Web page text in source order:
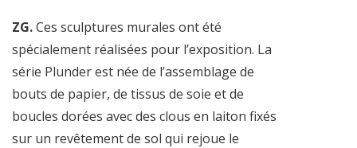
ZG.Ces sculptures murales ont été
spécialement réalisées pour l’exposition. La
série Plunder est née de l’assemblage de
bouts de papier, de tissus de soie et de
boucles dorées avec des clous en laiton fixés
sur un revêtement de sol qui rejoue le